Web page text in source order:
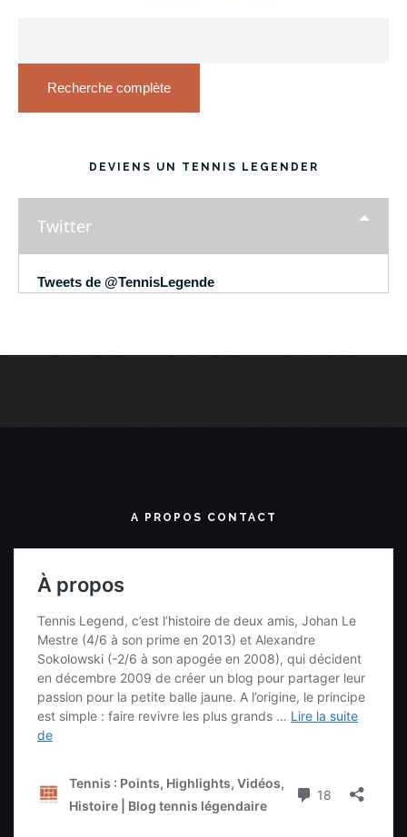
Recherche complète
DEVIENS UN TENNIS LEGENDER
Twitter
Tweets de @TennisLegende
A PROPOS CONTACT